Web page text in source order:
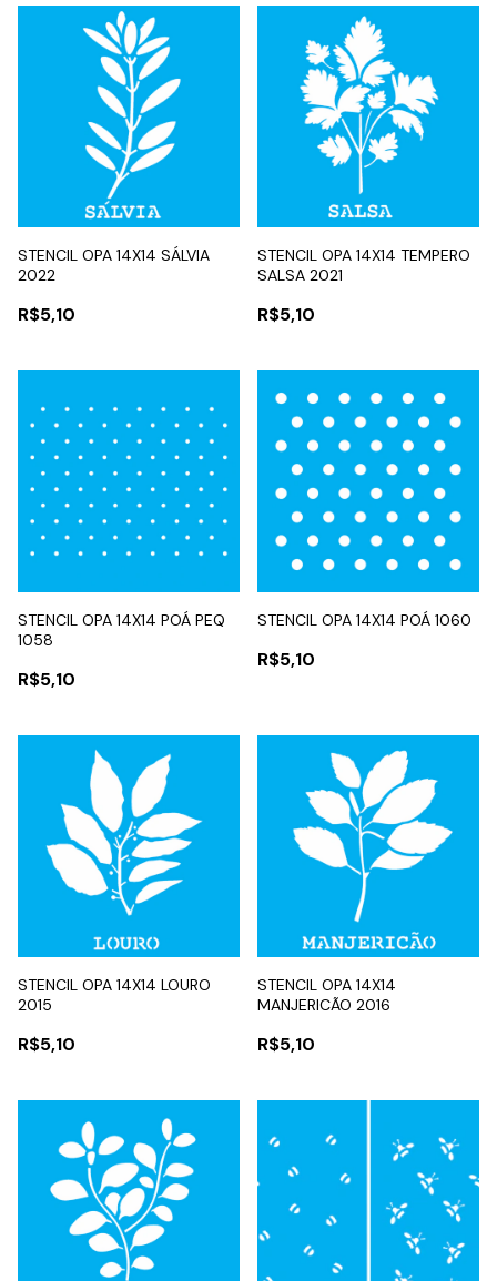
STENCIL OPA 14X14 SÁLVIA
2022
R$5,10
STENCIL OPA 14X14 TEMPERO
SALSA 2021
R$5,10
STENCIL OPA 14X14 POÁ PEQ
1058
R$5,10
STENCIL OPA 14X14 POÁ 1060
R$5,10
STENCIL OPA 14X14 LOURO
2015
R$5,10
STENCIL OPA 14X14
MANJERICÃO 2016
R$5,10